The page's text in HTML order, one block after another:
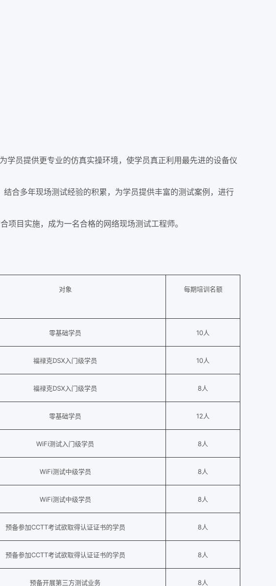
学员提供更专业的仿真实操环境，使学员真正利用最先进的设备仪
结合多年现场测试经验的积累，为学员提供丰富的测试案例，进行
目实施，成为一名合格的网络现场测试工程师。
对象 每期培训名额
零基础学员 10人
福禄克DSX入门级学员 10人
福禄克DSX入门级学员 8人
零基础学员 12人
WiFi测试入门级学员 8人
WiFi测试中级学员 8人
WiFi测试中级学员 8人
预备参加CCTT考试欲取得认证证书的学员 8人
预备参加CCTT考试欲取得认证证书的学员 8人
预备开展第三方测试业务 8人